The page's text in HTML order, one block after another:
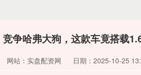
争哈弗大狗，这款车竟搭载
网站：实盘配资网 日期：2025-10-25